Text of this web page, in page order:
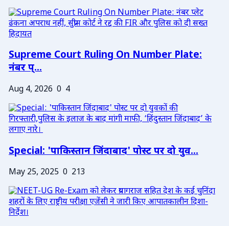
Supreme Court Ruling On Number Plate:
नंबर प्...
Aug 4, 2026 0 4
Special: 'पाकिस्तान जिंदाबाद' पोस्ट पर दो युव...
May 25, 2025 0 213